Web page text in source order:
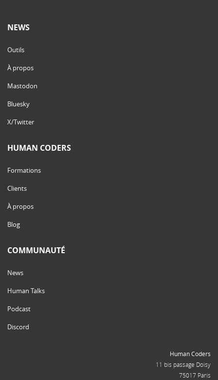
NEWS
Outils
À propos
Mastodon
Bluesky
X/Twitter
HUMAN CODERS
Formations
Clients
À propos
Blog
COMMUNAUTÉ
News
Human Talks
Podcast
Discord
Human Coders
11 bis passage Doisy
75017 Paris